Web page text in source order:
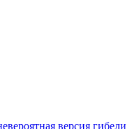
версия гибели